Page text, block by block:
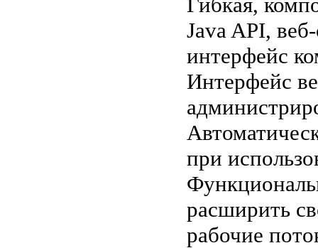
Java API,
интерфейс
Интерфейс
при
расширить
рабочие